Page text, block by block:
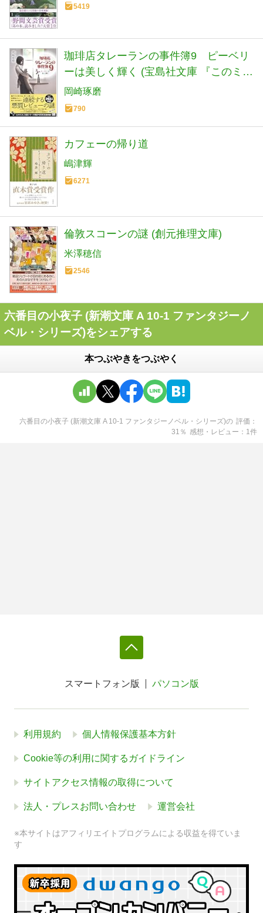
5419
珈琲店タレーランの事件簿9 ピーベリ
ーは美しく輝く (宝島社文庫 『このミ
ス』大賞シリーズ)
岡崎琢磨
790
カフェーの帰り道
嶋津輝
6271
倫敦スコーンの謎 (創元推理文庫)
米澤穂信
2546
六番目の小夜子 (新潮文庫 A 10-1 ファンタジーノ
ベル・シリーズ)をシェアする
本つぶやきをつぶやく
六番目の小夜子 (新潮文庫 A 10-1 ファンタジーノベル・シリーズ)の 評価
31 ％ 感想・レビュー 1件
スマートフォン版 パソコン版
利用規約 個人情報保護基本方針
Cookie等の利用に関するガイドライン
サイトアクセス情報の取得について
法人・プレスお問い合わせ 運営会社
※本サイトはアフィリエイトプログラムによる収益を得ていま
す